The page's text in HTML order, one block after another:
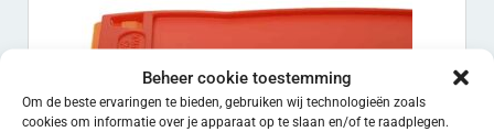
Beheer cookie toestemming
Om de beste ervaringen te bieden, gebruiken wij technologieën zoals
cookies om informatie over je apparaat op te slaan en/of te raadplegen.